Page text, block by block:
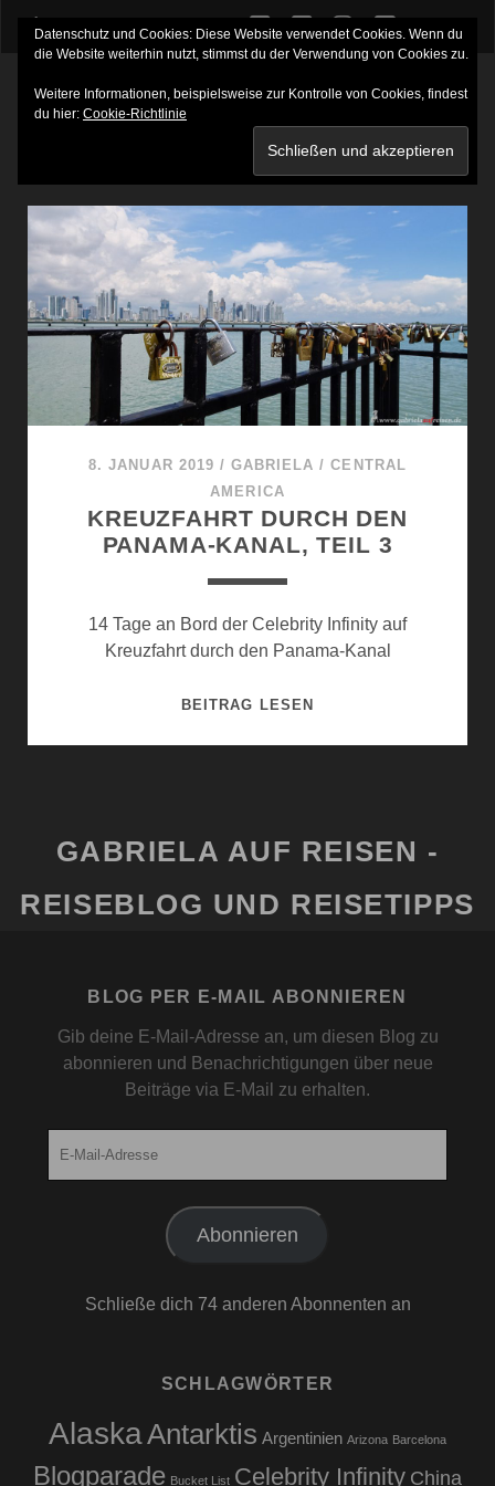
twitterfacebookinstagram
youtube
MUSEUM RAFAEL NUNEZ
8. JANUAR 2019 / GABRIELA /CENTRAL
AMERICA
KREUZFAHRT DURCH DEN
PANAMA-KANAL, TEIL 3
14 Tage an Bord der Celebrity Infinity auf
Kreuzfahrt durch den Panama-Kanal
BEITRAG LESENKREUZFAHRT
3
GABRIELA AUF REISEN -
REISEBLOG UND REISETIPPS
BLOG PER E-MAIL ABONNIEREN
Gib deine E-Mail-Adresse an, um diesen Blog zu
abonnieren und Benachrichtigungen über neue
Beiträge via E-Mail zu erhalten.
Abonnieren
Schließe dich 74 anderen Abonnenten an
SCHLAGWÖRTER
AlaskaAntarktis Argentinien Arizona Barcelona
Blogparade Bucket List Celebrity Infinity China
Datenschutz und Cookies: Diese Website verwendet Cookies. Wenn du
die Website weiterhin nutzt, stimmst du der Verwendung von Cookies zu.
Weitere Informationen, beispielsweise zur Kontrolle von Cookies, findest
du hier: Cookie-Richtlinie